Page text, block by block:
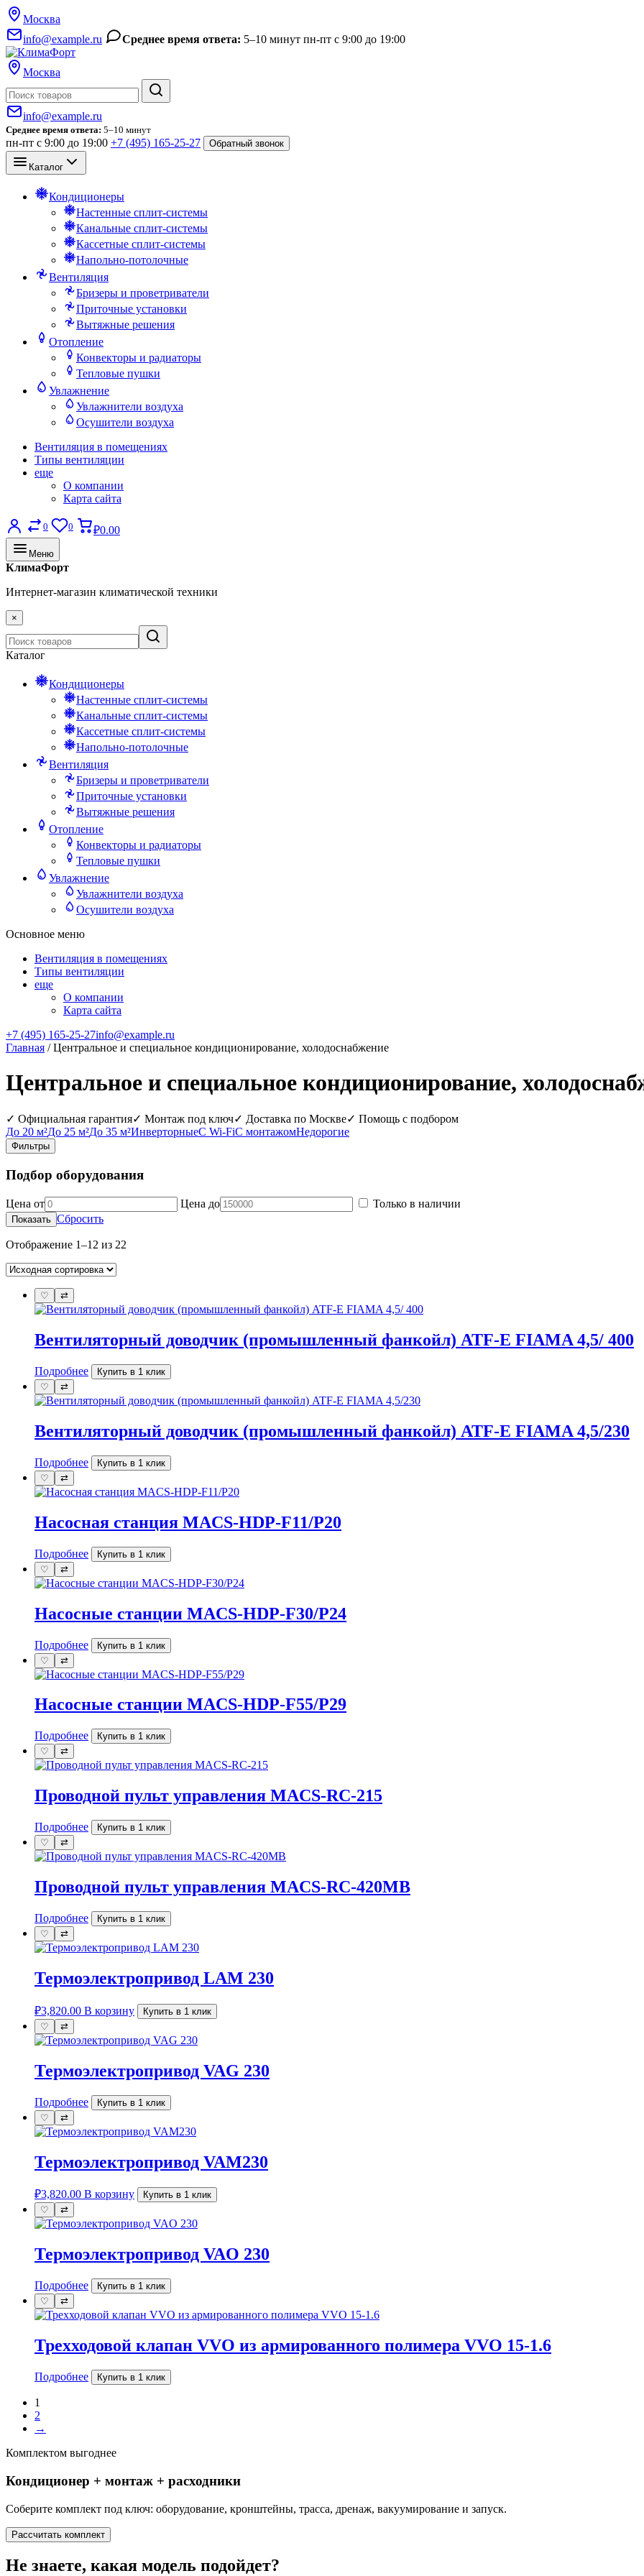
Москва
info@example.ru
Среднее время ответа: 5–10 минут пн-пт с 9:00 до 19:00
Москва
info@example.ru
Среднее время ответа: 5–10 минут
пн-пт с 9:00 до 19:00 +7 (495) 165-25-27 Обратный звонок
Каталог
Кондиционеры
Настенные сплит-системы
Канальные сплит-системы
Кассетные сплит-системы
Напольно-потолочные
Вентиляция
Бризеры и проветриватели
Приточные установки
Вытяжные решения
Отопление
Конвекторы и радиаторы
Тепловые пушки
Увлажнение
Увлажнители воздуха
Осушители воздуха
Вентиляция в помещениях
Типы вентиляции
еще
О компании
Карта сайта
0 0 ₽0.00
Меню
КлимаФорт
Интернет-магазин климатической техники
×
Каталог
Кондиционеры
Настенные сплит-системы
Канальные сплит-системы
Кассетные сплит-системы
Напольно-потолочные
Вентиляция
Бризеры и проветриватели
Приточные установки
Вытяжные решения
Отопление
Конвекторы и радиаторы
Тепловые пушки
Увлажнение
Увлажнители воздуха
Осушители воздуха
Основное меню
Вентиляция в помещениях
Типы вентиляции
еще
О компании
Карта сайта
+7 (495) 165-25-27info@example.ru
Главная / Центральное и специальное кондиционирование, холодоснабжение
Центральное и специальное кондиционирование,
✓ Официальная гарантия✓ Монтаж под ключ✓ Доставка по Москве✓ Помощь с подбором
До 20 м²До 25 м²До 35 м²ИнверторныеС Wi‑FiС монтажомНедорогие
Фильтры
Подбор оборудования
Цена от Цена до Только в наличии
Показать Сбросить
Отображение 1–12 из 22
♡ ⇄
Вентиляторный доводчик (промышленный фанкойл) ATF-E FIAMA 4,5/ 400
Подробнее
Купить в 1 клик
♡
⇄
Вентиляторный доводчик (промышленный фанкойл) ATF-E FIAMA 4,5/230
Подробнее
Купить в 1 клик
♡
⇄
Насосная станция MACS-HDP-F11/P20
Подробнее
Купить в 1 клик
♡
⇄
Насосные станции MACS-HDP-F30/P24
Подробнее
Купить в 1 клик
♡
⇄
Насосные станции MACS-HDP-F55/P29
Подробнее
Купить в 1 клик
♡
⇄
Проводной пульт управления MACS-RC-215
Подробнее
Купить в 1 клик
♡
⇄
Проводной пульт управления MACS-RC-420MB
Подробнее
Купить в 1 клик
♡
⇄
Термоэлектропривод LAM 230
₽3,820.00 В корзину
Купить в 1 клик
♡
⇄
Термоэлектропривод VAG 230
Подробнее
Купить в 1 клик
♡
⇄
Термоэлектропривод VAM230
₽3,820.00 В корзину
Купить в 1 клик
♡
⇄
Термоэлектропривод VAO 230
Подробнее
Купить в 1 клик
♡
⇄
Трехходовой клапан VVO из армированного полимера VVO 15-1.6
Подробнее Купить в 1 клик
1
2
→
Комплектом выгоднее
Кондиционер + монтаж + расходники
Соберите комплект под ключ: оборудование, кронштейны, трасса, дренаж, вакуумирование и запуск.
Рассчитать комплект
Не знаете, какая модель подойдет?